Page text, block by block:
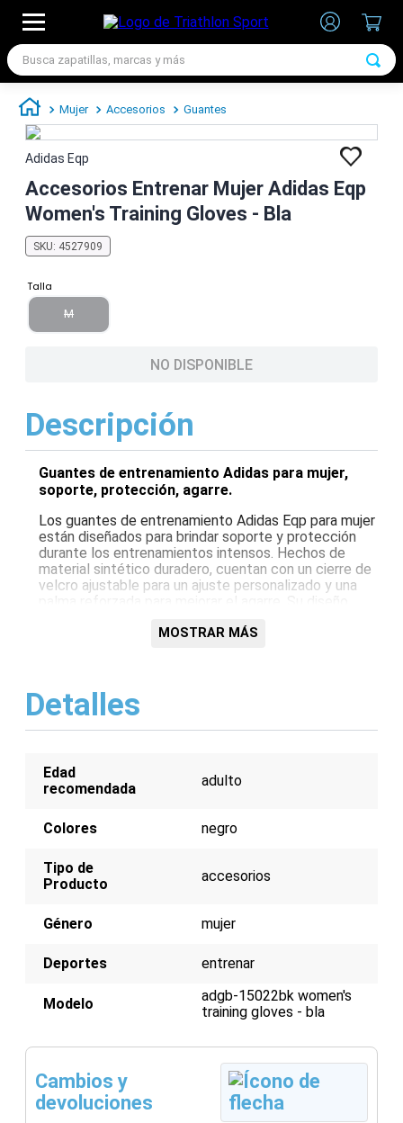
Busca zapatillas, marcas y más
Mujer Accesorios Guantes
Adidas Eqp
Accesorios Entrenar Mujer Adidas Eqp
Women's Training Gloves - Bla
SKU: 4527909
Talla
M
NO DISPONIBLE
Descripción
Guantes de entrenamiento Adidas para mujer,
soporte, protección, agarre.
Los guantes de entrenamiento Adidas Eqp para mujer
están diseñados para brindar soporte y protección
durante los entrenamientos intensos. Hechos de
material sintético duradero, cuentan con un cierre de
velcro ajustable para un ajuste personalizado y una
palma reforzada para mejorar el agarre. Su diseño
secas, mientras que el logotipo de Adidas en las
Material sintético duradero
Cierre de velcro ajustable
Logotipo de Adidas en las correas
MOSTRAR MÁS
Detalles
Edad
recomendada
adulto
Colores negro
Tipo de
Producto
accesorios
Género mujer
Deportes entrenar
Modelo
adgb-15022bk women's
training gloves - bla
Cambios y
devoluciones
TÉRMINOS MÁS BUSCADOS
1.
zapatillas futbol
2.
zapatillas nike
3.
zapatillas adidas hombre
4.
zapatillas adidas mujer
.
chimpunes
6
zapatillas nike mujer